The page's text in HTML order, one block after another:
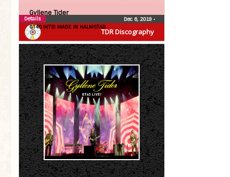
TDR Discography
Gyllene Tider
GT40 HITS! MADE IN HALMSTAD
Dec 6, 2019 •
Details